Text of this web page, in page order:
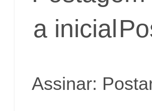
a inicial
Assinar: